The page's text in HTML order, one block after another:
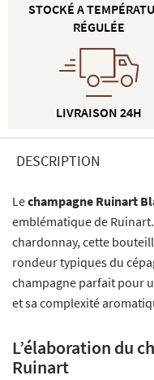
STOCKÉ A
RÉGULÉE
LIVRAISON 24H
DESCRIPTION
Lechampagne Ruinart
emblématique de
chardonnay, cette
rondeur typiques du
champagne parfait pour
et sa complexité
L’élaboration du
Ruinart